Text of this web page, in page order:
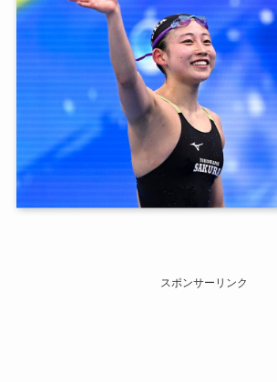
スポンサーリンク